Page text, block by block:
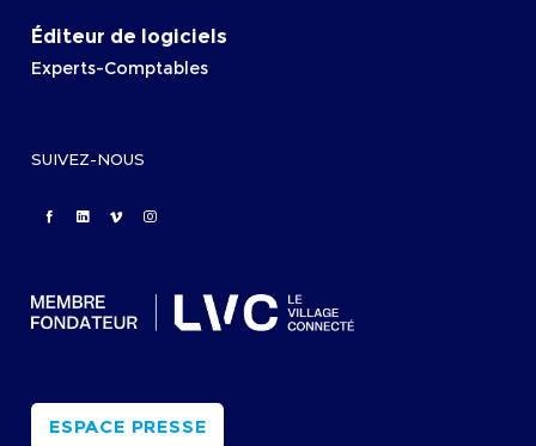
Éditeur de logiciels
Experts-Comptables
SUIVEZ-NOUS
ESPACE PRESSE